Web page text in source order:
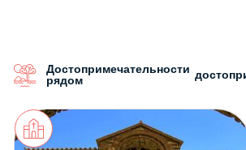
Достопримечательности
рядом